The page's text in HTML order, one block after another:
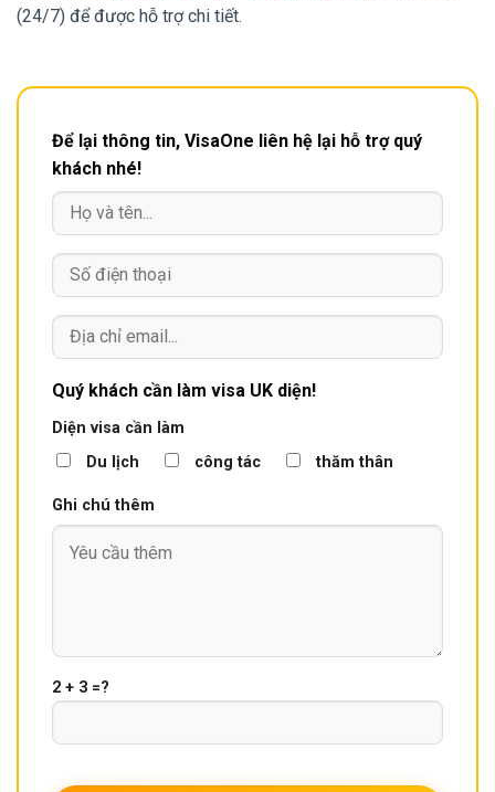
(24/7) để được hỗ trợ chi tiết.
Để lại thông tin, VisaOne liên hệ lại hỗ trợ quý
khách nhé!
Quý khách cần làm visa UK diện!
Diện visa cần làm
Du lịch
công tác thăm thân
Ghi chú thêm
2 + 3 =?